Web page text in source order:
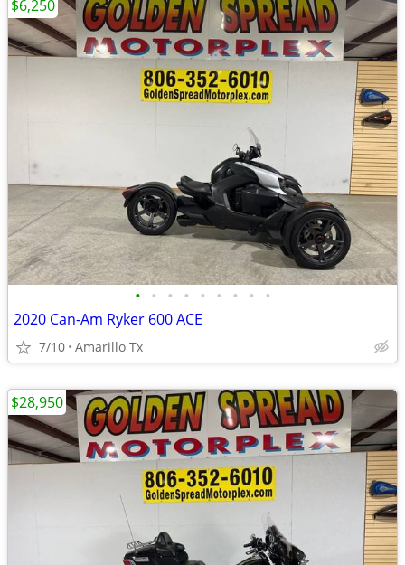
• • • • • • • • •
2020 Can-Am Ryker 600 ACE
7/10 Amarillo Tx
$6,250
$28,950